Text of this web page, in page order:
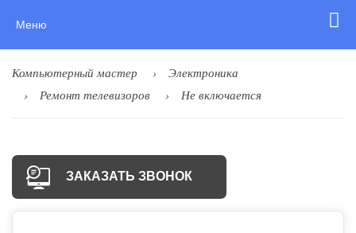
Меню
Компьютерный мастер
Электроника
Ремонт телевизоров
Не включается
ЗАКАЗАТЬ ЗВОНОК